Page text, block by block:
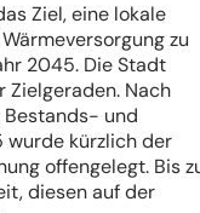
Ziel, eine lokale
zu
2045. Die Stadt
Zielgeraden. Nach
Bestands- und
wurde kürzlich der
offengelegt. Bis
diesen auf der